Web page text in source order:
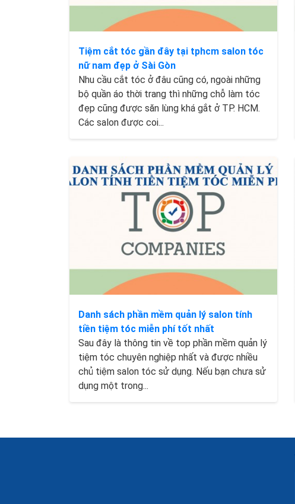
Tiệm cắt tóc gần đây tại tphcm salon tóc
nữ nam đẹp ở Sài Gòn
Nhu cầu cắt tóc ở đâu cũng có, ngoài những
bộ quần áo thời trang thì những chỗ làm tóc
đẹp cũng được săn lùng khá gắt ở TP. HCM.
Các salon được coi...
Danh sách phần mềm quản lý salon tính
tiền tiệm tóc miễn phí tốt nhất
Sau đây là thông tin về top phần mềm quản lý
tiệm tóc chuyên nghiệp nhất và được nhiều
chủ tiệm salon tóc sử dụng. Nếu bạn chưa sử
dụng một trong...